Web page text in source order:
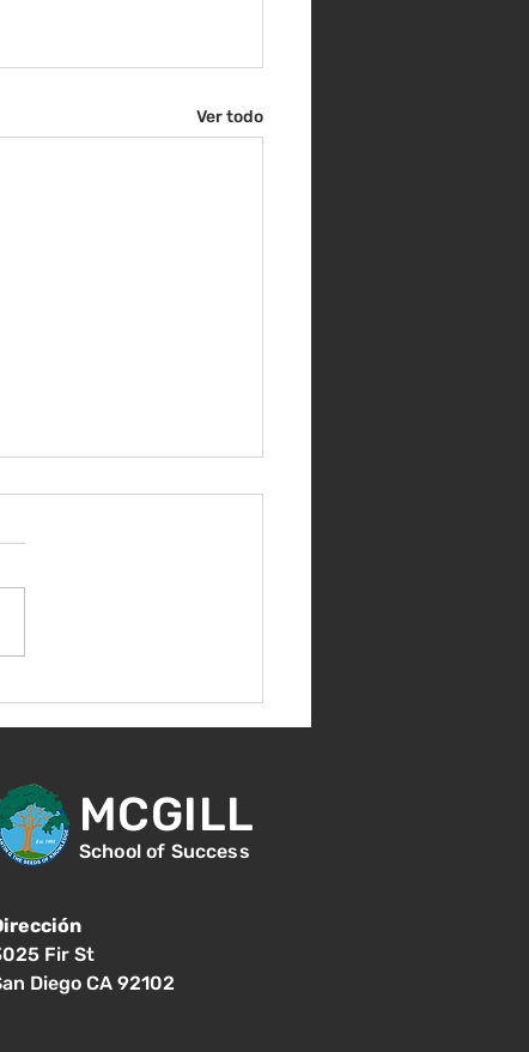
Ver todo
MCGILL
School of Success
Fir St
Diego CA 92102